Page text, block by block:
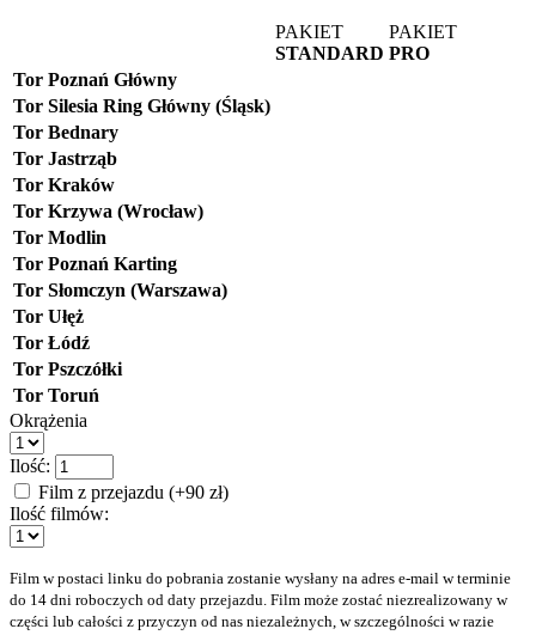
PAKIET
STANDARD
PAKIET
PRO
Tor Poznań Główny
Tor Silesia Ring Główny (Śląsk)
Tor Bednary
Tor Jastrząb
Tor Kraków
Tor Krzywa (Wrocław)
Tor Modlin
Tor Poznań Karting
Tor Słomczyn (Warszawa)
Tor Ułęż
Tor Łódź
Tor Pszczółki
Tor Toruń
Okrążenia
Ilość:
Film z przejazdu (+90 zł)
Ilość filmów:
Film w postaci linku do pobrania zostanie wysłany na adres e-mail w terminie
do 14 dni roboczych od daty przejazdu. Film może zostać niezrealizowany w
części lub całości z przyczyn od nas niezależnych, w szczególności w razie